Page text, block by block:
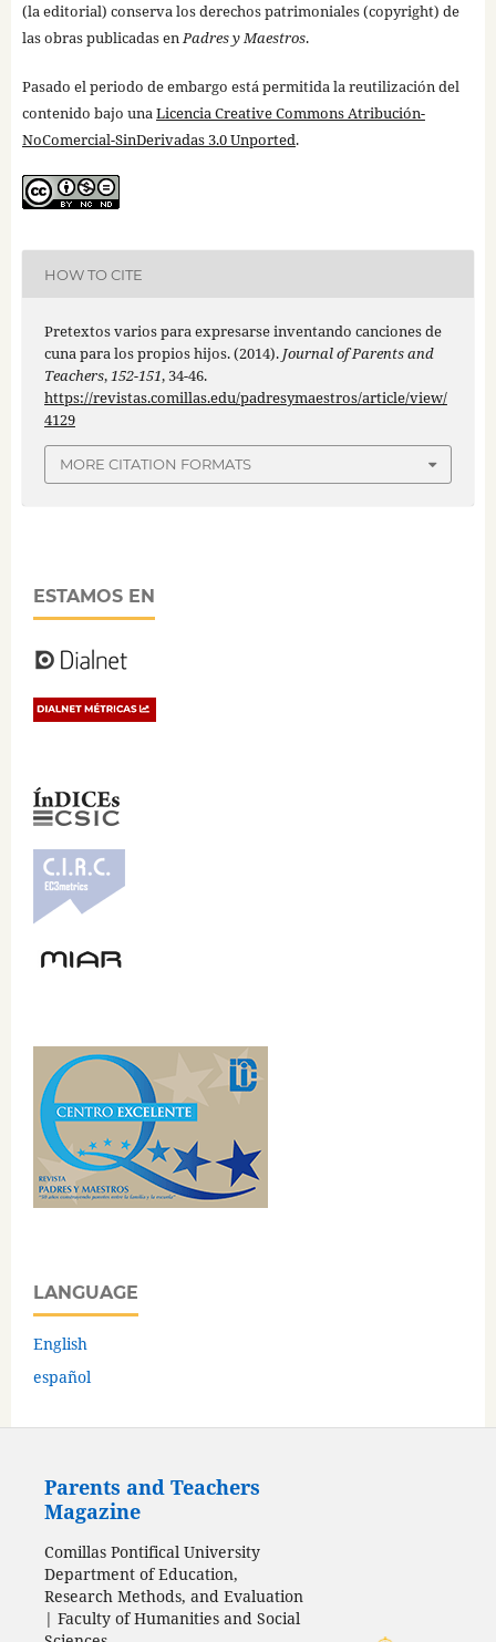
(la editorial) conserva los derechos patrimoniales (copyright) de
las obras publicadas enPadres y Maestros.
Pasado el periodo de embargo está permitida la reutilización del
contenido bajo unaLicencia Creative Commons Atribución-
NoComercial-SinDerivadas 3.0 Unported.
HOW TO CITE
Pretextos varios para expresarse inventando canciones de
cuna para los propios hijos. (2014). Journal of Parents and
Teachers,152-151, 34-46.
https://revistas.comillas.edu/padresymaestros/article/view/
4129
MORE CITATION FORMATS
ESTAMOS EN
LANGUAGE
English
español
Parents and Teachers
Magazine
Comillas Pontifical University
Department of Education,
Research Methods, and Evaluation
| Faculty of Humanities and Social